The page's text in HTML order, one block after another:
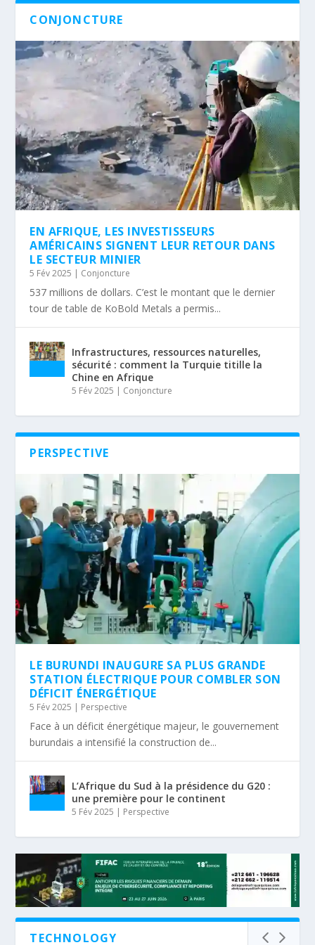
CONJONCTURE
EN AFRIQUE, LES INVESTISSEURS
AMÉRICAINS SIGNENT LEUR RETOUR DANS
LE SECTEUR MINIER
5 Fév 2025 Conjoncture
537 millions de dollars. C’est le montant que le dernier
tour de table de KoBold Metals a permis...
Infrastructures, ressources naturelles,
sécurité : comment la Turquie titille la
Chine en Afrique
5 Fév 2025 Conjoncture
PERSPECTIVE
LE BURUNDI INAUGURE SA PLUS GRANDE
STATION ÉLECTRIQUE POUR COMBLER SON
DÉFICIT ÉNERGÉTIQUE
5 Fév 2025 | Perspective
Face à un déficit énergétique majeur, le gouvernement
burundais a intensifié la construction de...
L’Afrique du Sud à la présidence du G20 :
une première pour le continent
5 Fév 2025 | Perspective
TECHNOLOGY